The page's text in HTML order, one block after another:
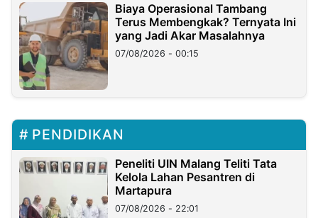
Biaya Operasional Tambang
Terus Membengkak? Ternyata Ini
yang Jadi Akar Masalahnya
07/08/2026 - 00:15
PENDIDIKAN
Peneliti UIN Malang Teliti Tata
Kelola Lahan Pesantren di
Martapura
07/08/2026 - 22:01